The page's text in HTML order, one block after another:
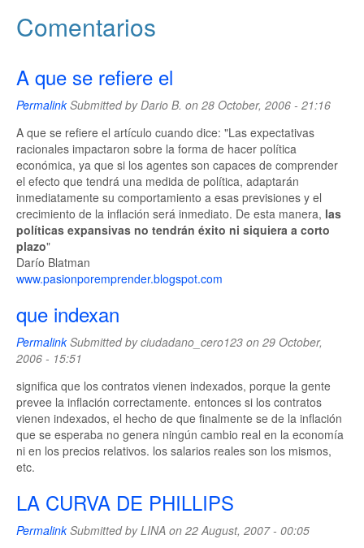
Comentarios
A que se refiere el
PermalinkSubmitted byDario B. on 28 October, 2006 - 21:16
A que se refiere el artículo cuando dice: "Las expectativas
racionales impactaron sobre la forma de hacer política
económica, ya que si los agentes son capaces de comprender
el efecto que tendrá una medida de política, adaptarán
inmediatamente su comportamiento a esas previsiones y el
crecimiento de la inflación será inmediato. De esta manera, las
políticas expansivas no tendrán éxito ni siquiera a corto
plazo"
Darío Blatman
www.pasionporemprender.blogspot.com
que indexan
PermalinkSubmitted byciudadano_cero123 on 29 October,
2006 - 15:51
significa que los contratos vienen indexados, porque la gente
prevee la inflación correctamente. entonces si los contratos
vienen indexados, el hecho de que finalmente se de la inflación
que se esperaba no genera ningún cambio real en la economía
ni en los precios relativos. los salarios reales son los mismos,
etc.
LA CURVA DE PHILLIPS
PermalinkSubmitted byLINA on 22 August, 2007 - 00:05